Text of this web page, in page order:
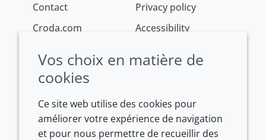
Contact
Croda.com
Privacy policy
Accessibility
Conditions of sale
Vos choix en matière de
cookies
Ce site web utilise des cookies pour
améliorer votre expérience de navigation
et pour nous permettre de recueillir des